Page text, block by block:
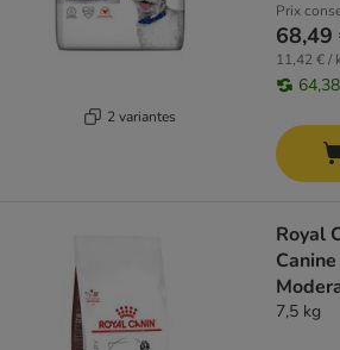
2 variantes
Prix
68,49
11,42 € /
Royal
7,5 kg